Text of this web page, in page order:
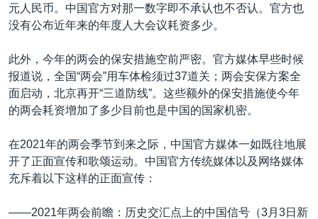
元人民币。中国官方对那一数字即不承认也不否认。官方也
没有公布近年来的年度人大会议耗资多少。
此外，今年的两会的保安措施空前严密。官方媒体早些时候
报道说，全国“两会”用车体检须过37道关；两会安保方案全
面启动，北京再开“三道防线”。这些额外的保安措施使今年
的两会耗资增加了多少目前也是中国的国家机密。
在2021年的两会季节到来之际，中国官方媒体一如既往地展
开了正面宣传和歌颂运动。中国官方传统媒体以及网络媒体
充斥着以下这样的正面宣传：
——2021年两会前瞻：历史交汇点上的中国信号（3月3日新